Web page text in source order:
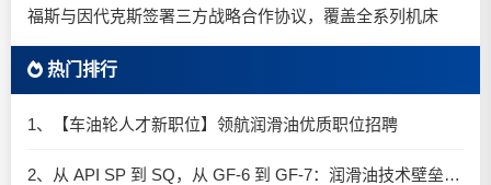
福斯与因代克斯签署三方战略合作协议，覆盖全系列机床
热门排行
1、【车油轮人才新职位】领航润滑油优质职位招聘
2、从 API SP 到 SQ，从 GF-6 到 GF-7：润滑油技术壁垒再升高，你准备好了吗？